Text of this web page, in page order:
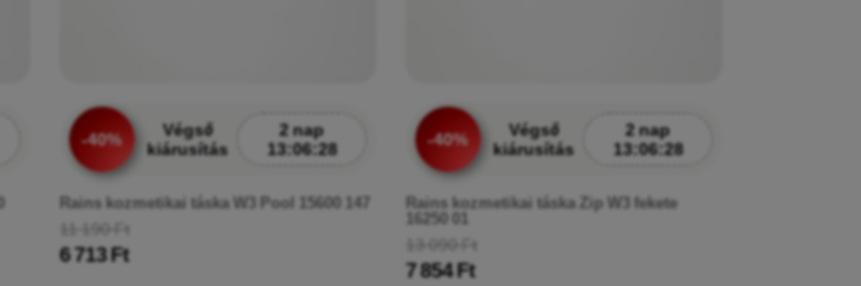
-40%
Végső
kiárusítás
2 nap
13:06:26
Rains kozmetikai táska W3 Pool 15600 147
11 190 Ft
6 713 Ft
-40%
Végső
kiárusítás
2 nap
13:06:26
Rains kozmetikai táska Zip W3 fekete
16250 01
13 090 Ft
7 854 Ft